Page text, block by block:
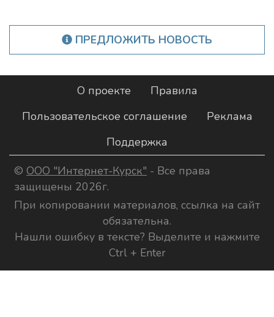
ПРЕДЛОЖИТЬ НОВОСТЬ
О проекте
Правила
Пользовательское соглашение
Реклама
Поддержка
© ООО "Интернет-Курск" - Все права
защищены 2026г.
При копировании материалов, ссылка на сайт
обязательна.
Нашли ошибку в тексте? Выделите и нажмите
Ctrl + Enter